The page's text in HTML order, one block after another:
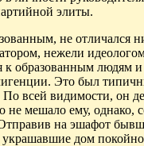
элиты.
не отличался
нежели
к образованным людям
Это был
всей видимости, он
не мешало ему, однако,
на эшафот
украшавшие дом